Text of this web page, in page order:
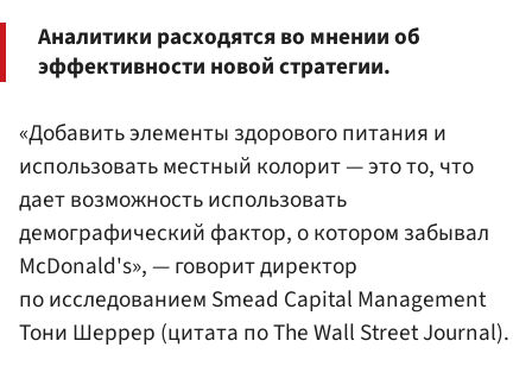
Аналитики расходятся во мнении об
эффективности новой стратегии.
«Добавить элементы здорового питания и
использовать местный колорит — это то, что
дает возможность использовать
демографический фактор, о котором забывал
McDonald's», — говорит директор
по исследованием Smead Capital Management
Тони Шеррер (цитата по The Wall Street Journal).